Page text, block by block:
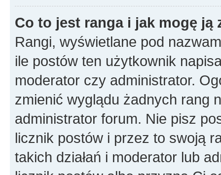
Co to jest ranga i jak mogę ją
Rangi, wyświetlane pod
ile postów ten użytkownik
moderator czy administrator.
zmienić wyglądu żadnych rang
administrator forum. Nie pisz
licznik postów i przez to swoją
takich działań i moderator lub